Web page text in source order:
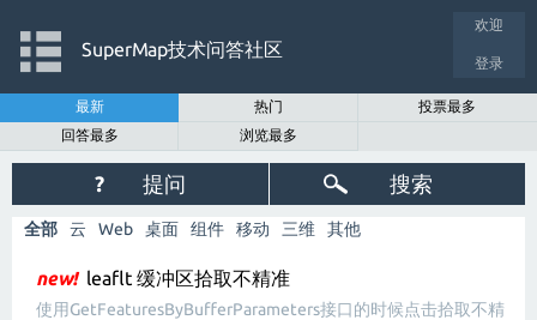
欢迎
登录
SuperMap技术问答社区
最新 热门
投票最多
回答最多
浏览最多
? 提问 搜索
全部 云 Web 桌面 组件 移动 三维 其他
new! leaflt 缓冲区拾取不精准
使用GetFeaturesByBufferParameters接口的时候点击拾取不精